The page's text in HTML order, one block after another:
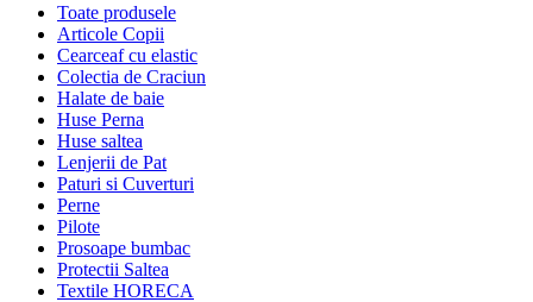
Toate produsele
Articole Copii
Cearceaf cu elastic
Colectia de Craciun
Halate de baie
Huse Perna
Huse saltea
Lenjerii de Pat
Paturi si Cuverturi
Perne
Pilote
Prosoape bumbac
Protectii Saltea
Textile HORECA